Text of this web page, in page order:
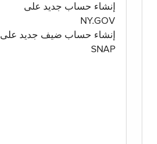
إنشاء حساب جديد على
NY.GOV
إنشاء حساب ضيف جديد على
SNAP